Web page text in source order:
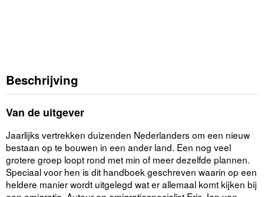
Beschrijving
Van de uitgever
Jaarlijks vertrekken duizenden Nederlanders om een nieuw
bestaan op te bouwen in een ander land. Een nog veel
grotere groep loopt rond met min of meer dezelfde plannen.
Speciaal voor hen is dit handboek geschreven waarin op een
heldere manier wordt uitgelegd wat er allemaal komt kijken bij